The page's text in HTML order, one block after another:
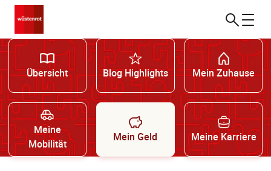
Übersicht Blog Highlights Mein Zuhause
Meine
Mobilität
Mein Geld Meine Karriere